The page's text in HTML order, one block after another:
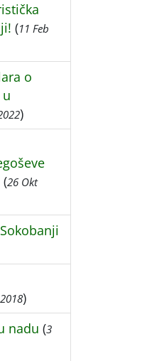
(11 Feb
o
)
(26 Okt
)
nadu (3